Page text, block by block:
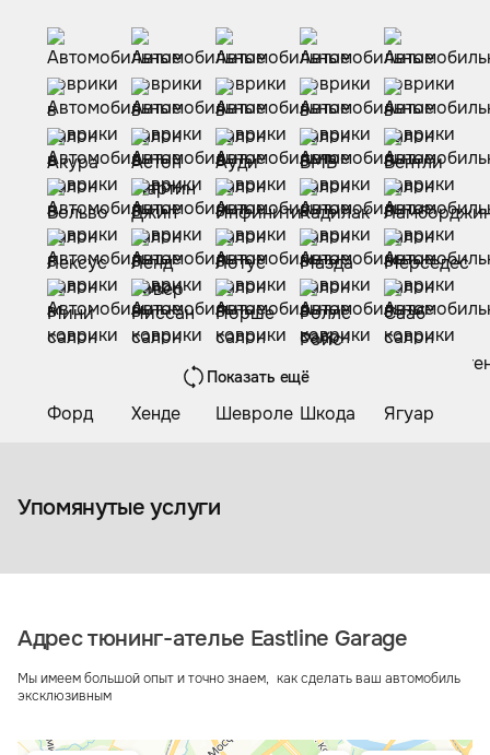
Показать ещё
Упомянутые услуги
Коврики из экокожи
Адрес тюнинг-ателье Eastline Garage
Мы имеем большой опыт и точно знаем, как сделать ваш автомобиль
эксклюзивным